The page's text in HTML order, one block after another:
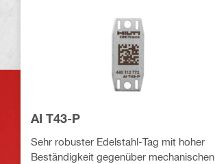
AI T43-P
Sehr robuster Edelstahl-Tag mit hoher
Beständigkeit gegenüber mechanischen